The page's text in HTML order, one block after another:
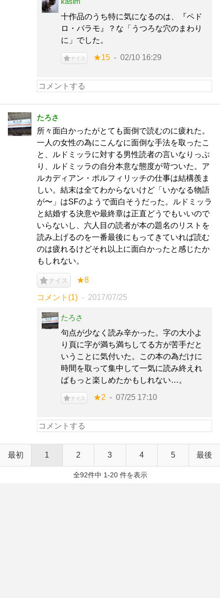
十作品のうち特に気になるのは、『ペド
ロ・パラモ』？な「うつろな穴のまわり
に」でした。
ナイス ★15 02/10 16:29
たろさ
所々面白かったがとても面倒で読むのに疲れた。
一人の女性の為にこんなに面倒な手法を取ったこ
と、ルドミッラに対する男性読者の言いなりっぷ
り、ルドミッラの自分本意な態度が苛ついた。ア
ルカディアン・ポルフィリッチの仕事は結構羨ま
しい。結末は全てわからないけど「いかなる物語
が〜」はSFのようで面白そうだった。ルドミッラ
と結婚する決意や最終章は正直どうでもいいので
いらないし、六人目の読者が本の題名のリストを
読み上げるのを一番最後にもってきていれば読む
のは疲れるけどそれ以上に面白かったと感じたか
もしれない。
ナイス ★8
コメント(1) 2017/07/25
たろさ
句点が少なく読み辛かった。字の大小よ
り頁に字が満ち満ちしてる方が苦手だと
いうことに気付いた。この本の為だけに
時間を取って集中して一気に読み終えれ
ばもっと楽しめたかもしれない…。
ナイス ★2 07/25 17:10
最初 1 2 3 4 5 最後
全92件中 1-20 件を表示